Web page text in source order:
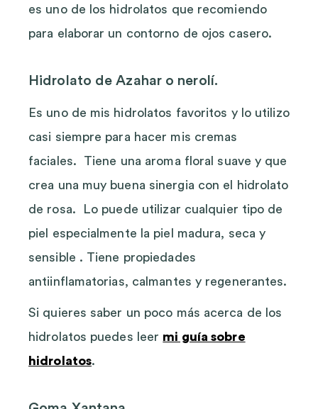
es uno de los hidrolatos que recomiendo
para elaborar un contorno de ojos casero.
Hidrolato de Azahar o nerolí.
Es uno de mis hidrolatos favoritos y lo utilizo
casi siempre para hacer mis cremas
faciales. Tiene una aroma floral suave y que
crea una muy buena sinergia con el hidrolato
de rosa. Lo puede utilizar cualquier tipo de
piel especialmente la piel madura, seca y
sensible . Tiene propiedades
antiinflamatorias, calmantes y regenerantes.
Si quieres saber un poco más acerca de los
hidrolatos puedes leer mi guía sobre
hidrolatos.